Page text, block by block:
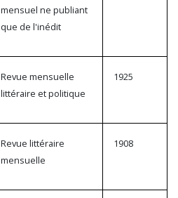
mensuel ne publiant
que de l'inédit
Revue mensuelle
littéraire et politique
1925
Revue littéraire
mensuelle
1908